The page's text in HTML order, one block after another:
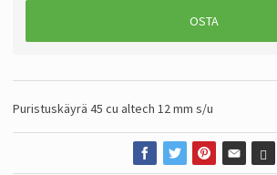
OSTA
Puristuskäyrä 45 cu altech 12 mm s/u